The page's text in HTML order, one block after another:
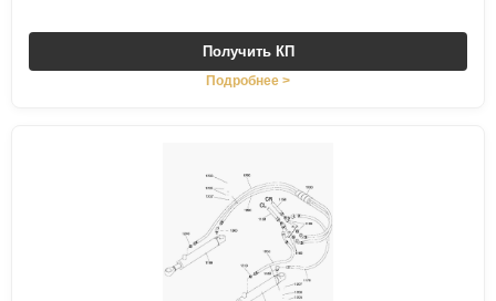
Получить КП
Подробнее >